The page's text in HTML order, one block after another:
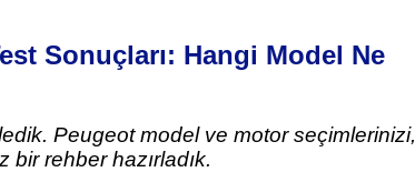
Sonuçları: Hangi Model Ne
Peugeot model ve motor seçimlerinizi,
rehber hazırladık.